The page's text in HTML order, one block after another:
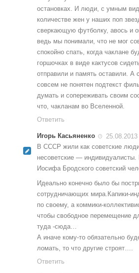
остановках. И люди, с умным
количестве жен у наших поп
сверкающую футболку, авось и
ведь мы понимали, что не мог
спокойно спать, когда чаклане
горшочках в виде кактусов
отправили и память оставили. А
совсем не понятен подтекст
думать и сопереживать своим
что, чакланам во Вселенной.
Ответить
Игорь Касьяненко
В СССР жили как советские
несоветские — индивидуалисты.
Иосифа Бродского советский
Идеально конечно было бы
сотрудничающих мира.Капики-
по своему, а коммики-
чтобы свободное перемещение
туда -сюда…
А иначе кому-то обязательно
ломать, то что другие строят….
Ответить